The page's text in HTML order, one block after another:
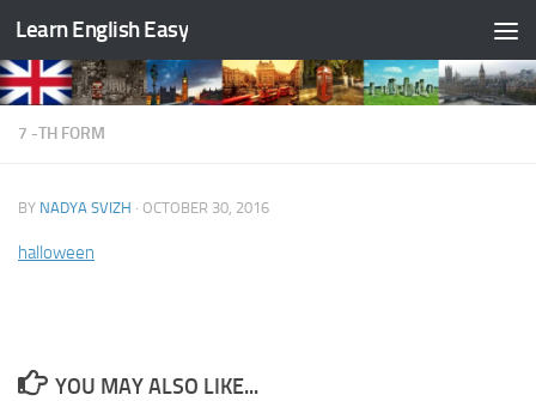
Skip to content
Learn English Easy
7 -TH FORM
BY NADYA SVIZH · OCTOBER 30, 2016
halloween
YOU MAY ALSO LIKE...